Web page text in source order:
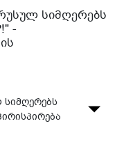
სიმღერებს
-